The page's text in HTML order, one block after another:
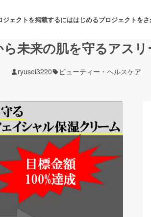
ジェクトを掲載するにははじめるプロジェクトを
舞台・パフ
サービス開発
誌出版
ビューティ
未来の肌を守るアス
ryusei3220 ビューティー・ヘルスケア